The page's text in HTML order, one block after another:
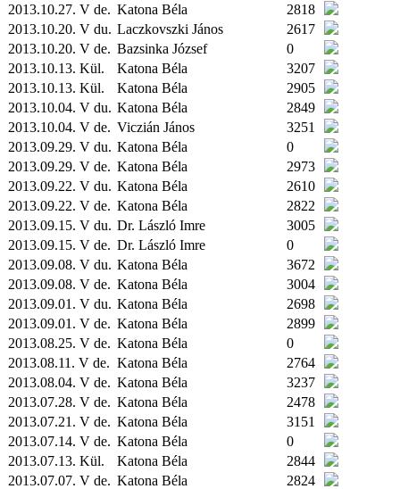
2013.10.27. V de. Katona Béla
2818
2013.10.20. V du. Laczkovszki János
2617
2013.10.20. V de. Bazsinka József
0
2013.10.13. Kül. Katona Béla
3207
2013.10.13. Kül. Katona Béla
2905
2013.10.04. V du. Katona Béla
2849
2013.10.04. V de. Viczián János
3251
2013.09.29. V du. Katona Béla
0
2013.09.29. V de. Katona Béla
2973
2013.09.22. V du. Katona Béla
2610
2013.09.22. V de. Katona Béla
2822
2013.09.15. V du. Dr. László Imre
3005
2013.09.15. V de. Dr. László Imre
0
2013.09.08. V du. Katona Béla
3672
2013.09.08. V de. Katona Béla
3004
2013.09.01. V du. Katona Béla
2698
2013.09.01. V de. Katona Béla
2899
2013.08.25. V de. Katona Béla
0
2013.08.11. V de. Katona Béla
2764
2013.08.04. V de. Katona Béla
3237
2013.07.28. V de. Katona Béla
2478
2013.07.21. V de. Katona Béla
3151
2013.07.14. V de. Katona Béla
0
2013.07.13. Kül. Katona Béla
2844
2013.07.07. V de. Katona Béla
2824